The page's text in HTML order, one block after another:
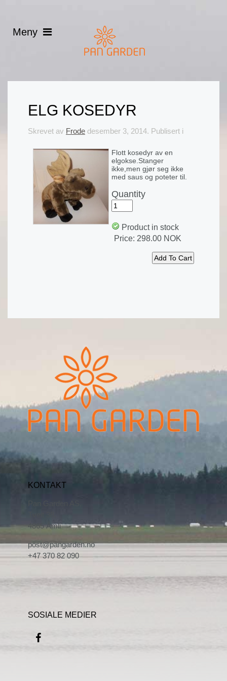
ELG KOSEDYR
Skrevet av Frode desember 3, 2014. Publisert i
Flott kosedyr av en
elgokse.Stanger
ikke,men gjør seg ikke
med saus og poteter til.
Quantity
Product in stock
Price: 298.00 NOK
KONTAKT
4865 Åmli
post@pangarden.no
+47 370 82 090
SOSIALE MEDIER